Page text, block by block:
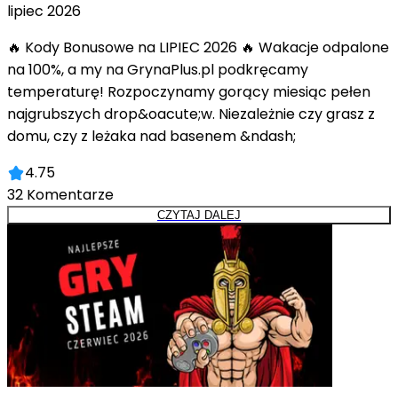
lipiec 2026
🔥 Kody Bonusowe na LIPIEC 2026 🔥 Wakacje odpalone
na 100%, a my na GrynaPlus.pl podkręcamy
temperaturę! Rozpoczynamy gorący miesiąc pełen
najgrubszych drop&oacute;w. Niezależnie czy grasz z
domu, czy z leżaka nad basenem &ndash;
4.75
32 Komentarze
CZYTAJ DALEJ